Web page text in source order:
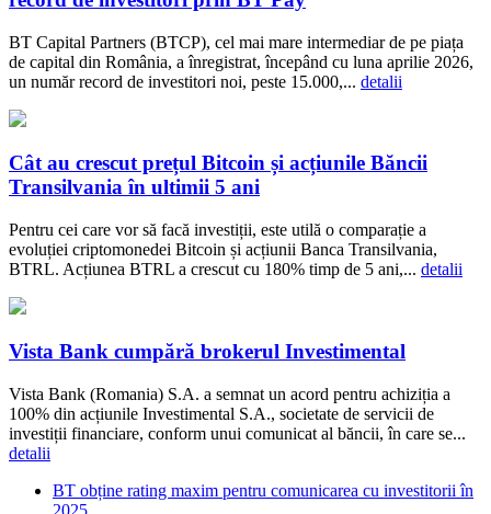
BT Capital Partners (BTCP), cel mai mare intermediar de pe piața
de capital din România, a înregistrat, începând cu luna aprilie 2026,
un număr record de investitori noi, peste 15.000,... detalii
Cât au crescut prețul Bitcoin și acțiunile Băncii
Transilvania în ultimii 5 ani
Pentru cei care vor să facă investiții, este utilă o comparație a
evoluției criptomonedei Bitcoin și acțiunii Banca Transilvania,
BTRL. Acțiunea BTRL a crescut cu 180% timp de 5 ani,... detalii
Vista Bank cumpără brokerul Investimental
Vista Bank (Romania) S.A. a semnat un acord pentru achiziția a
100% din acțiunile Investimental S.A., societate de servicii de
investiții financiare, conform unui comunicat al băncii, în care se...
detalii
BT obține rating maxim pentru comunicarea cu investitorii în
2025